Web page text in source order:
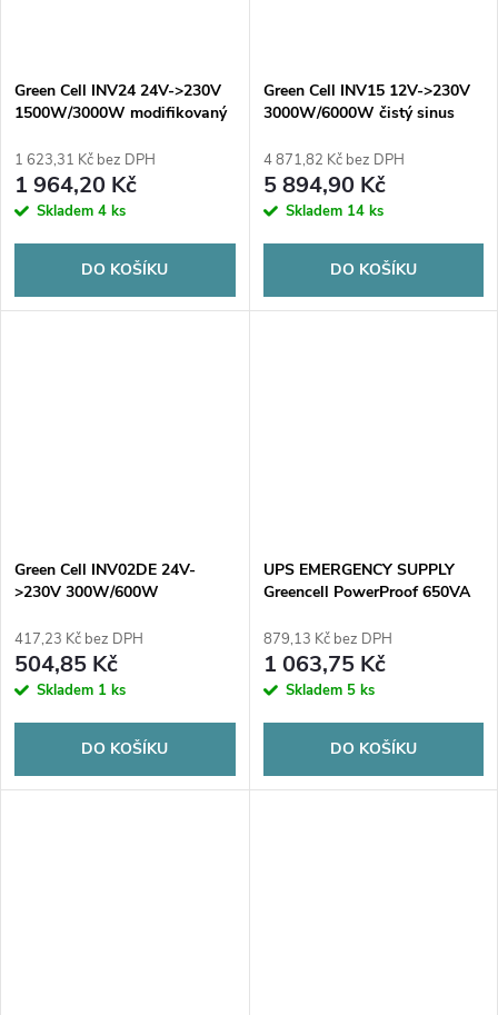
Green Cell INV24 24V->230V
1500W/3000W modifikovaný
1 623,31 Kč bez DPH
1 964,20 Kč
Skladem 4 ks
DO KOŠÍKU
Green Cell INV15 12V->230V
3000W/6000W čistý sinus
4 871,82 Kč bez DPH
5 894,90 Kč
Skladem 14 ks
DO KOŠÍKU
Green Cell INV02DE 24V-
>230V 300W/600W
417,23 Kč bez DPH
504,85 Kč
Skladem 1 ks
DO KOŠÍKU
UPS EMERGENCY SUPPLY
Greencell PowerProof 650VA
879,13 Kč bez DPH
1 063,75 Kč
Skladem 5 ks
DO KOŠÍKU